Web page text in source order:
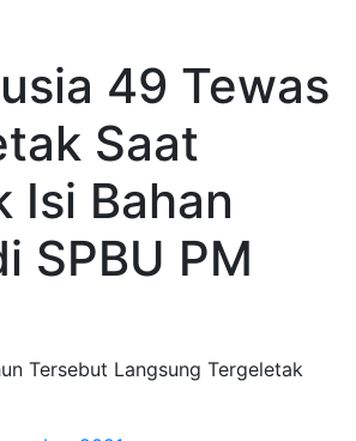
49 Tewas
Saat
Isi Bahan
SPBU PM
Tersebut Langsung Tergeletak